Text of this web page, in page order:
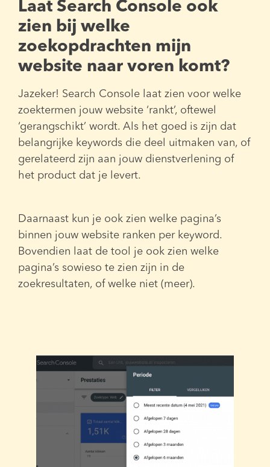
Laat Search Console ook
zien bij welke
zoekopdrachten mijn
website naar voren komt?
Jazeker! Search Console laat zien voor welke
zoektermen jouw website ‘rankt’, oftewel
‘gerangschikt’ wordt. Als het goed is zijn dat
belangrijke keywords die deel uitmaken van, of
gerelateerd zijn aan jouw dienstverlening of
het product dat je levert.
Daarnaast kun je ook zien welke pagina’s
binnen jouw website ranken per keyword.
Bovendien laat de tool je ook zien welke
pagina’s sowieso te zien zijn in de
zoekresultaten, of welke niet (meer).